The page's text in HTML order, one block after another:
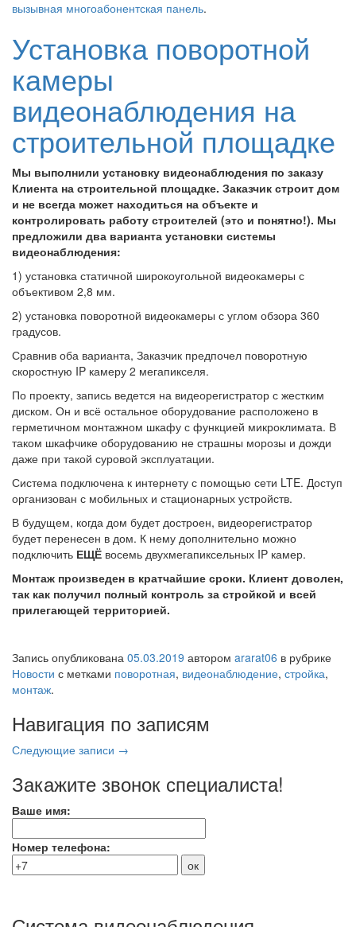
вызывная многоабонентская панель.
Установка поворотной
камеры
видеонаблюдения на
строительной площадке
Мы выполнили установку видеонаблюдения по заказу
Клиента на строительной площадке. Заказчик строит дом
и не всегда может находиться на объекте и
контролировать работу строителей (это и понятно!). Мы
предложили два варианта установки системы
видеонаблюдения:
1) установка статичной широкоугольной видеокамеры с
объективом 2,8 мм.
2) установка поворотной видеокамеры с углом обзора 360
градусов.
Сравнив оба варианта, Заказчик предпочел поворотную
скоростную IP камеру 2 мегапикселя.
По проекту, запись ведется на видеорегистратор с жестким
диском. Он и всё остальное оборудование расположено в
герметичном монтажном шкафу с функцией микроклимата. В
таком шкафчике оборудованию не страшны морозы и дожди
даже при такой суровой эксплуатации.
Система подключена к интернету с помощью сети LTE. Доступ
организован с мобильных и стационарных устройств.
В будущем, когда дом будет достроен, видеорегистратор
будет перенесен в дом. К нему дополнительно можно
подключить ЕЩЁ восемь двухмегапиксельных IP камер.
Монтаж произведен в кратчайшие сроки. Клиент доволен,
так как получил полный контроль за стройкой и всей
прилегающей территорией.
Запись опубликована 05.03.2019 автором ararat06 в рубрике
Новости с метками поворотная, видеонаблюдение, стройка,
монтаж.
Навигация по записям
Следующие записи →
Закажите звонок специалиста!
Ваше имя:
Номер телефона: